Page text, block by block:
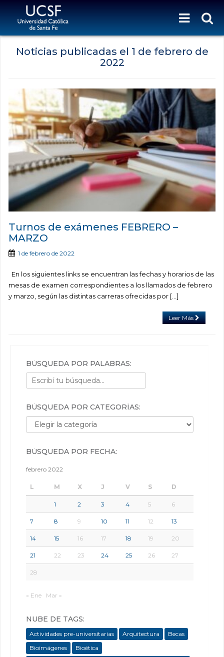
Noticias publicadas el 1 de febrero de
2022
Turnos de exámenes FEBRERO –
MARZO
1 de febrero de 2022
En los siguientes links se encuentran las fechas y horarios de las
mesas de examen correspondientes a los llamados de febrero
y marzo, según las distintas carreras ofrecidas por […]
Leer Más
BÚSQUEDA POR PALABRAS:
BÚSQUEDA POR CATEGORÍAS:
Búsqueda por categorías:
BÚSQUEDA POR FECHA:
febrero 2022
L M X J V S D
1 2 3 4 5 6
7 8 9 10 11 12 13
14 15 16 17 18 19 20
21 22 23 24 25 26 27
28
« Ene Mar »
NUBE DE TAGS:
Actividades pre-universitarias Arquitectura
Becas
Bioimágenes
Bioética